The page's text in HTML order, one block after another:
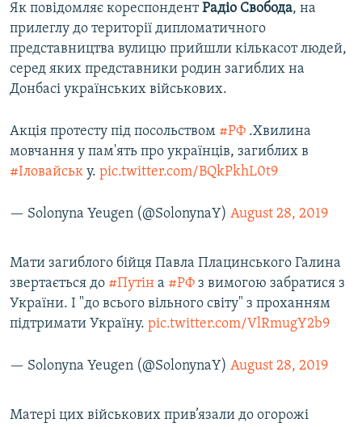
Як повідомляє кореспондентРадіо Свобода, на
прилеглу до території дипломатичного
представництва вулицю прийшли кількасот людей,
серед яких представники родин загиблих на
Донбасі українських військових.
Акція протесту під посольством #РФ .Хвилина
мовчання у пам'ять про українців, загиблих в
#Іловайськ у. pic.twitter.com/BQkPkhL0t9
— Solonyna Yeugen (@SolonynaY) August 28, 2019
Мати загиблого бійця Павла Плацинського Галина
звертається до #Путін а #РФ з вимогою забратися з
України. І "до всього вільного світу" з проханням
підтримати Україну. pic.twitter.com/VlRmugY2b9
— Solonyna Yeugen (@SolonynaY) August 28, 2019
Матері цих військових прив’язали до огорожі